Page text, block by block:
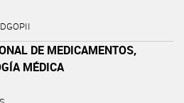
DE MEDICAMENTOS,
MÉDICA